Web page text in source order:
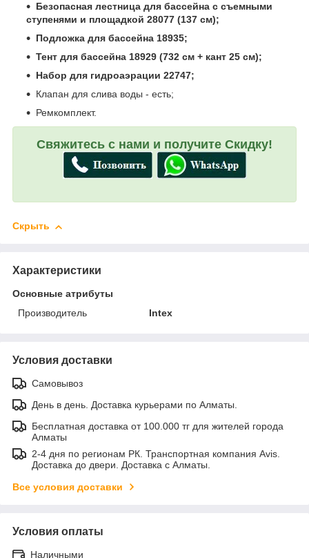
Безопасная лестница для бассейна с съемными
ступенями и площадкой 28077 (137 см);
Подложка для бассейна 18935;
Тент для бассейна 18929 (732 см + кант 25 см);
Набор для гидроаэрации 22747;
Клапан для слива воды - есть;
Ремкомплект.
Свяжитесь с нами и получите Скидку!
Скрыть
Характеристики
Основные атрибуты
Производитель
Intex
Условия доставки
Самовывоз
День в день. Доставка курьерами по Алматы.
Бесплатная доставка от 100.000 тг для жителей города
Алматы
2-4 дня по регионам РК. Транспортная компания Avis.
Доставка до двери. Доставка с Алматы.
Все условия доставки
Условия оплаты
Наличными